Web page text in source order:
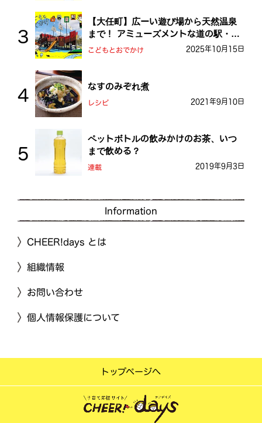
【大任町】広ーい遊び場から天然温泉
まで！ アミューズメントな道の駅・お
おとう桜街道
こどもとおでかけ 2025年10月15日
なすのみぞれ煮
レシピ 2021年9月10日
ペットボトルの飲みかけのお茶、いつ
まで飲める？
連載 2019年9月3日
Information
CHEER!days とは
組織情報
お問い合わせ
個人情報保護について
トップページへ